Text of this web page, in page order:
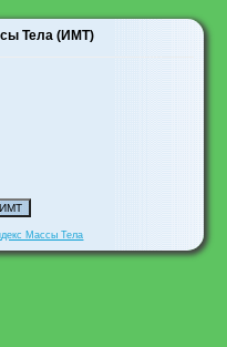
Тела (ИМТ)
Массы Тела